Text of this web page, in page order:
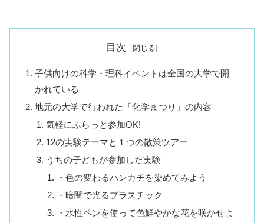
目次
子供向けの科学・理科イベントは全国の大学で開
かれている
地元の大学で行われた「化学まつり」の内容
気軽にふらっと参加OK!
12の実験テーマと１つの散策ツアー
うちの子どもが参加した実験
・色の変わるハンカチを染めてみよう
・暗闇で光るプラスチック
・水性ペンを使って色鮮やかな花を咲かせよ